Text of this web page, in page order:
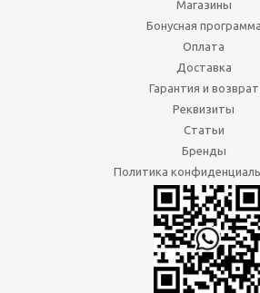
Магазины
Бонусная программа
Оплата
Доставка
Гарантия и возврат
Реквизиты
Статьи
Бренды
Политика